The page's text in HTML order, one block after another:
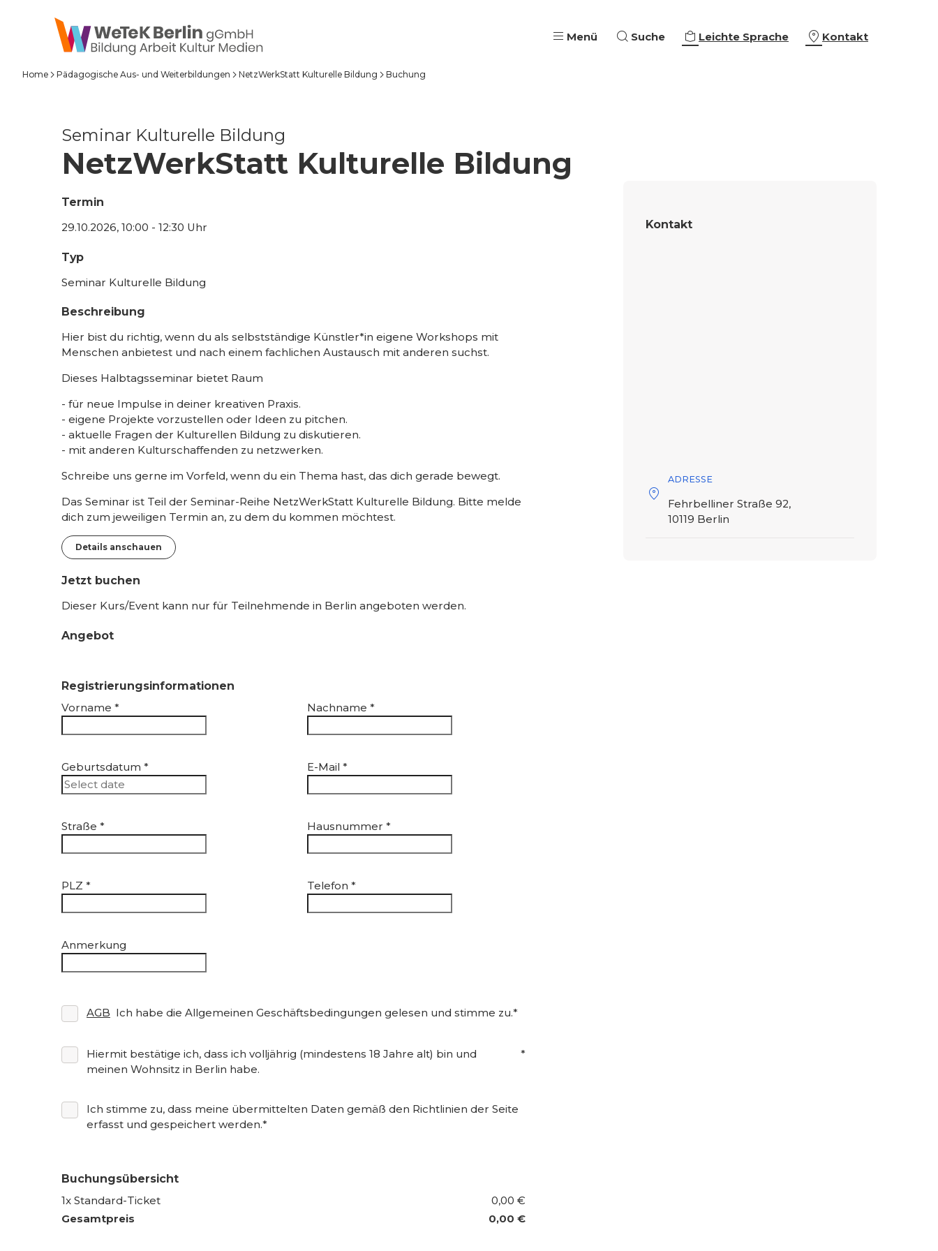
Menü
Wege in Ausbildung & Beschäftigung
Suche Leichte Sprache Kontakt
Home Pädagogische Aus- und Weiterbildungen NetzWerkStatt Kulturelle Bildung Buchung
Seminar Kulturelle Bildung
NetzWerkStatt Kulturelle Bildung
Termin
29.10.2026, 10:00 - 12:30 Uhr
Typ
Seminar Kulturelle Bildung
Beschreibung
Hier bist du richtig, wenn du als selbstständige Künstler*in eigene Workshops mit
Menschen anbietest und nach einem fachlichen Austausch mit anderen suchst.
Dieses Halbtagsseminar bietet Raum
- für neue Impulse in deiner kreativen Praxis.
- eigene Projekte vorzustellen oder Ideen zu pitchen.
- aktuelle Fragen der Kulturellen Bildung zu diskutieren.
- mit anderen Kulturschaffenden zu netzwerken.
Schreibe uns gerne im Vorfeld, wenn du ein Thema hast, das dich gerade bewegt.
Das Seminar ist Teil der Seminar-Reihe NetzWerkStatt Kulturelle Bildung. Bitte melde
dich zum jeweiligen Termin an, zu dem du kommen möchtest.
Details anschauen
Jetzt buchen
Dieser Kurs/Event kann nur für Teilnehmende in Berlin angeboten werden.
Angebot
Registrierungsinformationen
Vorname * Nachname*
Geburtsdatum * E-Mail*
Straße * Hausnummer*
PLZ * Telefon*
Anmerkung
AGB Ich habe die Allgemeinen Geschäftsbedingungen gelesen und stimme zu.*
Hiermit bestätige ich, dass ich volljährig (mindestens 18 Jahre alt) bin und
meinen Wohnsitz in Berlin habe.
*
Ich stimme zu, dass meine übermittelten Daten gemäß den Richtlinien der Seite
erfasst und gespeichert werden.*
Buchungsübersicht
1x Standard-Ticket
0,00 €
Gesamtpreis
0,00 €
Kontakt
ADRESSE
Fehrbelliner Straße 92,
10119 Berlin